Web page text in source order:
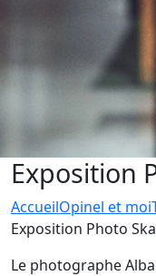
Exposition
AccueilOpinel et moi
Exposition Photo
Le photographe